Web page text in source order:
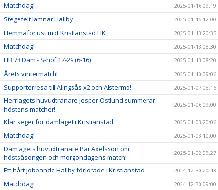
Matchdag! 2025-01-16 09:19
Stegefelt lämnar Hallby 2025-01-15 12:00
Hemmaförlust mot Kristianstad HK 2025-01-13 20:35
Matchdag! 2025-01-13 08:30
HB 78 Dam - S-hof 17-29 (6-16) 2025-01-13 08:20
Årets vintermatch! 2025-01-10 09:06
Supporterresa till Alingsås x2 och Alstermo! 2025-01-07 08:16
Herrlagets huvudtränare Jesper Östlund summerar
höstens matcher!
2025-01-06 09:00
Klar seger för damlaget i Kristianstad 2025-01-03 20:06
Matchdag! 2025-01-03 10:00
Damlagets huvudtränare Pär Axelsson om
höstsäsongen och morgondagens match!
2025-01-02 09:27
Ett hårt jobbande Hallby förlorade i Kristianstad 2024-12-30 20:43
Matchdag! 2024-12-30 09:00